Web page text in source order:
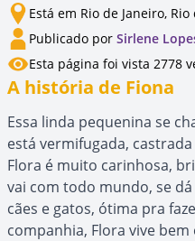
Está em Rio de Janeiro, Rio
Publicado por Sirlene
Esta página foi vista 2778
A história de Fiona
Essa linda pequenina se
está vermifugada,
Flora é muito carinhosa,
vai com todo mundo, se
cães e gatos, ótima pra
companhia, Flora vive